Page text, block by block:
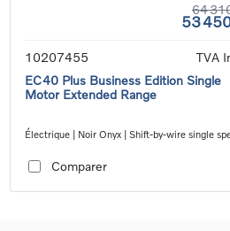
64
53
10207455
TVA
EC40 Plus Business Edition Single
Motor Extended Range
Électrique | Noir Onyx | Shift-by-wire single
Comparer